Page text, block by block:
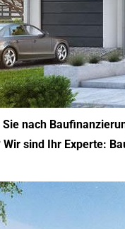
nach
Wir sind Ihr Experte: